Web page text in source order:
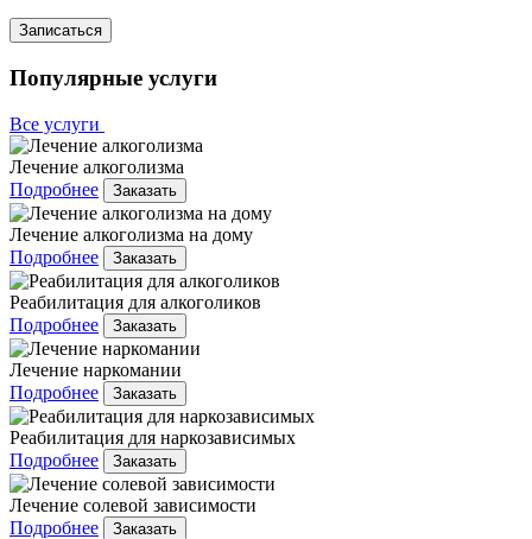
Записаться
Популярные услуги
Все услуги
Лечение алкоголизма
Подробнее
Заказать
Лечение алкоголизма на дому
Подробнее
Заказать
Реабилитация для алкоголиков
Подробнее
Заказать
Лечение наркомании
Подробнее
Заказать
Реабилитация для наркозависимых
Подробнее
Заказать
Лечение солевой зависимости
Подробнее
Заказать